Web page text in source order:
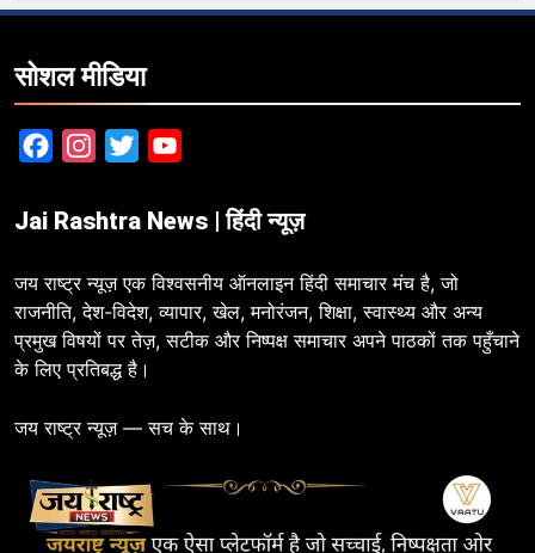
सोशल मीडिया
FacebookInstagram
Twitter
Jai Rashtra News | हिंदी न्यूज़
जय राष्ट्र न्यूज़ एक विश्वसनीय ऑनलाइन हिंदी समाचार मंच है, जो
राजनीति, देश-विदेश, व्यापार, खेल, मनोरंजन, शिक्षा, स्वास्थ्य और अन्य
प्रमुख विषयों पर तेज़, सटीक और निष्पक्ष समाचार अपने पाठकों तक पहुँचाने
के लिए प्रतिबद्ध है।
जय राष्ट्र न्यूज़ — सच के साथ।